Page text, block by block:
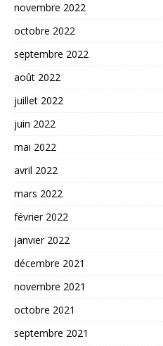
novembre 2022
octobre 2022
septembre 2022
août 2022
juillet 2022
juin 2022
mai 2022
avril 2022
mars 2022
février 2022
janvier 2022
décembre 2021
novembre 2021
octobre 2021
septembre 2021